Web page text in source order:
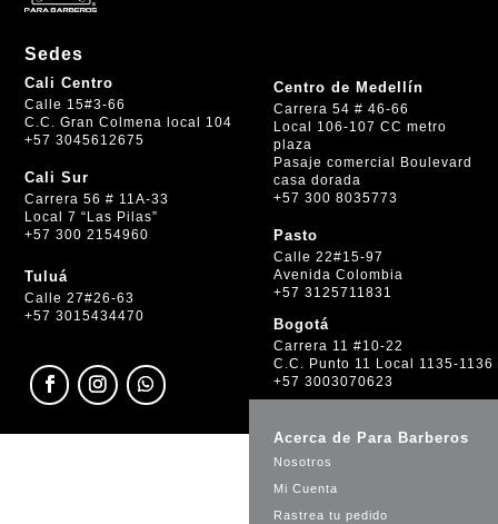
Sedes
Cali Centro
Calle 15#3-66
C.C. Gran Colmena local 104
+57 3045612675
Cali Sur
Carrera 56 # 11A-33
Local 7 “Las Pilas”
+57 300 2154960
Tuluá
Calle 27#26-63
+57 3015434470
Centro de Medellín
Carrera 54 # 46-66
Local 106-107 CC metro
plaza
Pasaje comercial Boulevard
casa dorada
+57 300 8035773
Pasto
Calle 22#15-97
Avenida Colombia
+57 3125711831
Bogotá
Carrera 11 #10-22
C.C. Punto 11 Local 1135-1136
+57 3003070623
Acerca de Para Barberos
Nosotros
Mi Cuenta
Rastrea tu pedido